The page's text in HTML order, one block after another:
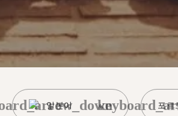
일본어 포르